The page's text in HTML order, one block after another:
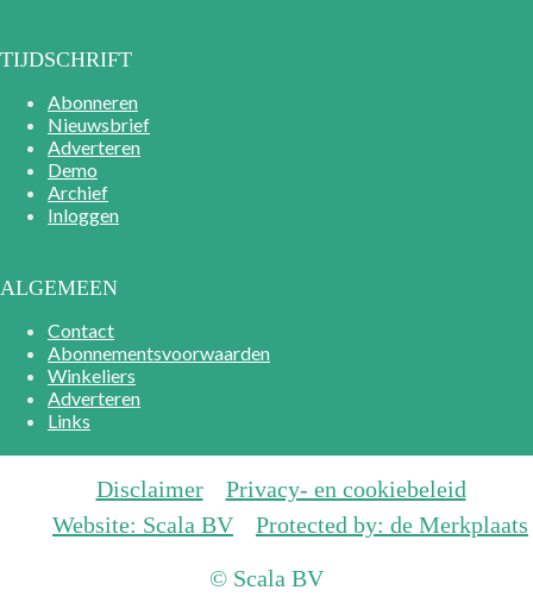
TIJDSCHRIFT
Abonneren
Nieuwsbrief
Adverteren
Demo
Archief
Inloggen
ALGEMEEN
Contact
Abonnementsvoorwaarden
Winkeliers
Adverteren
Links
Disclaimer
Privacy- en cookiebeleid
Website: Scala BV
Protected by: de Merkplaats
© Scala BV